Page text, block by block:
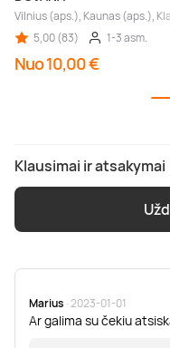
Vilnius (aps.), Kaunas (aps.),
5,00 (83)
1-3 asm.
Nuo 10,00 €
Klausimai ir atsakymai
Marius · 2023-01-01
Ar galima su čekiu